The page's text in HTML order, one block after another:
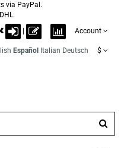
via PayPal.
Account
Español Italian Deutsch $